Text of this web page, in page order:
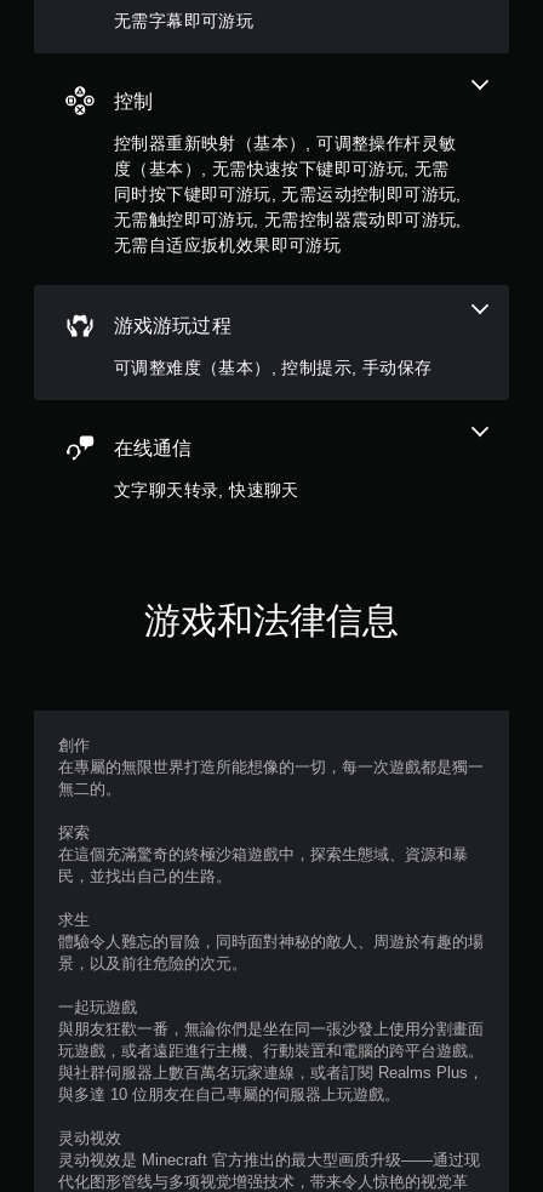
4
3
6
个
价
无需字幕即可游玩
控制
控制器重新映射（基本）, 可调整操作杆灵敏
度（基本）, 无需快速按下键即可游玩, 无需
同时按下键即可游玩, 无需运动控制即可游玩,
无需触控即可游玩, 无需控制器震动即可游玩,
无需自适应扳机效果即可游玩
游戏游玩过程
可调整难度（基本）, 控制提示, 手动保存
在线通信
文字聊天转录, 快速聊天
游戏和法律信息
創作
在專屬的無限世界打造所能想像的一切，每一次遊戲都是獨一
無二的。
探索
在這個充滿驚奇的終極沙箱遊戲中，探索生態域、資源和暴
民，並找出自己的生路。
求生
體驗令人難忘的冒險，同時面對神秘的敵人、周遊於有趣的場
景，以及前往危險的次元。
一起玩遊戲
與朋友狂歡一番，無論你們是坐在同一張沙發上使用分割畫面
玩遊戲，或者遠距進行主機、行動裝置和電腦的跨平台遊戲。
與社群伺服器上數百萬名玩家連線，或者訂閱 Realms Plus，
與多達 10 位朋友在自己專屬的伺服器上玩遊戲。
灵动视效
灵动视效是 Minecraft 官方推出的最大型画质升级——通过现
代化图形管线与多项视觉增强技术，带来令人惊艳的视觉革